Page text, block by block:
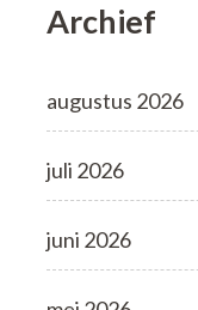
Archief
augustus 2026
juli 2026
juni 2026